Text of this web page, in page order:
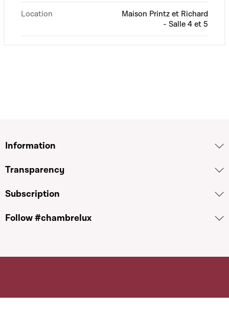
Location
Maison Printz et Richard
- Salle 4 et 5
Information
Transparency
Subscription
Follow #chambrelux